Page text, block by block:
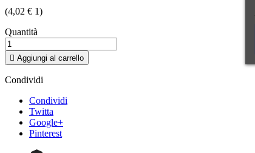
(4,02 € 1)
Quantità
 Aggiungi al carrello
Condividi
Condividi
Twitta
Google+
Pinterest